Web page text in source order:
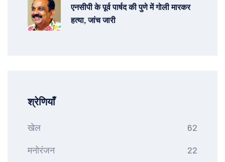
एनसीपी के पूर्व पार्षद की पुणे में गोली मारकर
हत्या, जांच जारी
श्रेणियाँ
खेल 62
मनोरंजन 22